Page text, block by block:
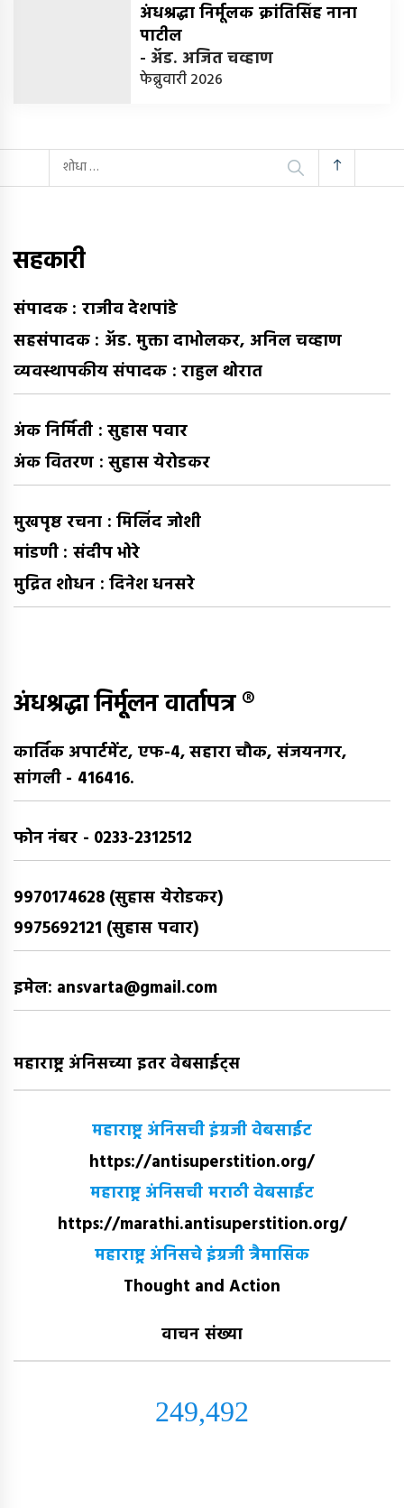
अंधश्रद्धा निर्मूलक क्रांतिसिंह नाना
पाटील
- अ‍ॅड. अजित चव्हाण
फेब्रुवारी 2026
यांचा
शोध
सहकारी
संपादक : राजीव देशपांडे
सहसंपादक : अ‍ॅड. मुक्ता दाभोलकर, अनिल चव्हाण
व्यवस्थापकीय संपादक : राहुल थोरात
अंक निर्मिती : सुहास पवार
अंक वितरण : सुहास येरोडकर
मुखपृष्ठ रचना : मिलिंद जोशी
मांडणी : संदीप भोरे
मुद्रित शोधन : दिनेश धनसरे
अंधश्रद्धा निर्मूलन वार्तापत्र ®
कार्तिक अपार्टमेंट, एफ-4, सहारा चौक, संजयनगर,
सांगली - 416416.
फोन नंबर - 0233-2312512
9970174628 (सुहास येरोडकर)
9975692121 (सुहास पवार)
इमेल: ansvarta@gmail.com
महाराष्ट्र अंनिसच्या इतर वेबसाईट्स
महाराष्ट्र अंनिसची इंग्रजी वेबसाईट
https://antisuperstition.org/
महाराष्ट्र अंनिसची मराठी वेबसाईट
https://marathi.antisuperstition.org/
महाराष्ट्र अंनिसचे इंग्रजी त्रैमासिक
Thought and Action
वाचन संख्या
249,492